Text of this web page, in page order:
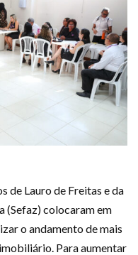
de Lauro de Freitas e da
(Sefaz) colocaram em
o andamento de mais
Para aumentar